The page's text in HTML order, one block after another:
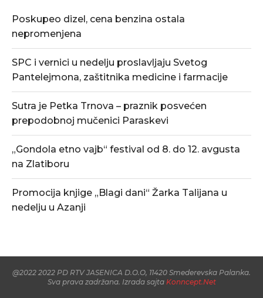
Poskupeo dizel, cena benzina ostala
nepromenjena
SPC i vernici u nedelju proslavljaju Svetog
Pantelejmona, zaštitnika medicine i farmacije
Sutra je Petka Trnova – praznik posvećen
prepodobnoj mučenici Paraskevi
„Gondola etno vajb“ festival od 8. do 12. avgusta
na Zlatiboru
Promocija knjige „Blagi dani“ Žarka Talijana u
nedelju u Azanji
@2022 2022 PD RTV JASENICA D.O.O, 11420 Smederevska Palanka.
Sva prava zadržana. Izrada sajta Konncept.Net